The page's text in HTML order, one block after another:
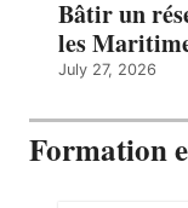
Bâtir un
les
July 27, 2026
Formation